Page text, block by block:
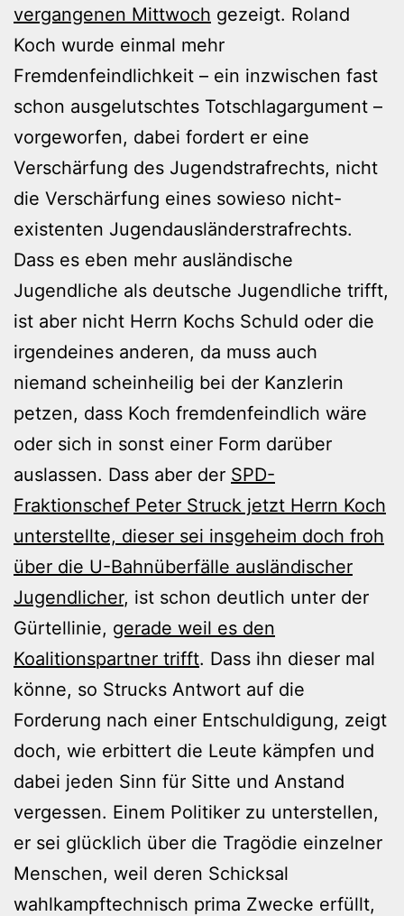
vergangenen Mittwoch gezeigt. Roland
Koch wurde einmal mehr
Fremdenfeindlichkeit – ein inzwischen fast
schon ausgelutschtes Totschlagargument –
vorgeworfen, dabei fordert er eine
Verschärfung des Jugendstrafrechts, nicht
die Verschärfung eines sowieso nicht-
existenten Jugendausländerstrafrechts.
Dass es eben mehr ausländische
Jugendliche als deutsche Jugendliche trifft,
ist aber nicht Herrn Kochs Schuld oder die
irgendeines anderen, da muss auch
niemand scheinheilig bei der Kanzlerin
petzen, dass Koch fremdenfeindlich wäre
oder sich in sonst einer Form darüber
auslassen. Dass aber der SPD-
Fraktionschef Peter Struck jetzt Herrn Koch
unterstellte, dieser sei insgeheim doch froh
über die U-Bahnüberfälle ausländischer
Jugendlicher, ist schon deutlich unter der
Gürtellinie, gerade weil es den
Koalitionspartner trifft. Dass ihn dieser mal
könne, so Strucks Antwort auf die
Forderung nach einer Entschuldigung, zeigt
doch, wie erbittert die Leute kämpfen und
dabei jeden Sinn für Sitte und Anstand
vergessen. Einem Politiker zu unterstellen,
er sei glücklich über die Tragödie einzelner
Menschen, weil deren Schicksal
wahlkampftechnisch prima Zwecke erfüllt,